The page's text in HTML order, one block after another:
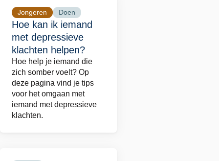
Hoe kan ik iemand
met depressieve
klachten helpen?
Jongeren Doen
Hoe help je iemand die
zich somber voelt? Op
deze pagina vind je tips
voor het omgaan met
iemand met depressieve
klachten.
Lees
meer
over
Hoe
kan
ik
iemand
met
depressieve